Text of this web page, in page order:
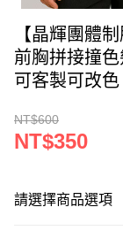
【晶輝團體
前胸拼接撞
可客製可改色
NT$600
NT$350
請選擇商品選項